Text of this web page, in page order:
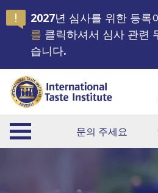
2027년 심사를 위한 등록
를 클릭하셔서 심사 관련
습니다.
문의 주세요